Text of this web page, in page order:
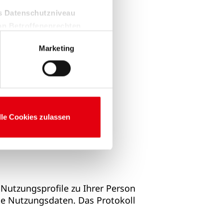
Datenschutzniveau
ist freiwillig und
erteilen, beschränken
Marketing
Cookies zulassen
zu Ihrer Person
Nutzungsdaten. Das Protokoll